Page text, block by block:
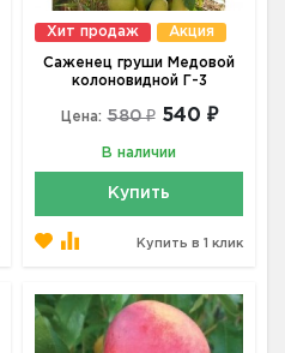
Хит продаж Акция
Саженец груши Медовой
колоновидной Г-3
Цена: 580 ₽ 540 ₽
В наличии
Купить
Купить в 1 клик